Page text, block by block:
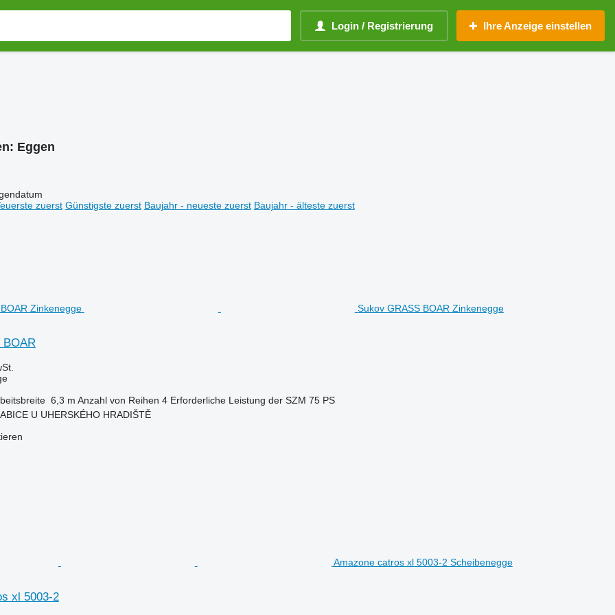
Login / Registrierung Ihre Anzeige einstellen
Eggen
zuerst Günstigste zuerst Baujahr - neueste zuerst Baujahr - älteste zuerst
Sukov GRASS BOAR Zinkenegge
BOAR
6,3 m Anzahl von Reihen 4 Erforderliche Leistung der SZM 75 PS
U UHERSKÉHO HRADIŠTĚ
Amazone catros xl 5003-2 Scheibenegge
xl 5003-2